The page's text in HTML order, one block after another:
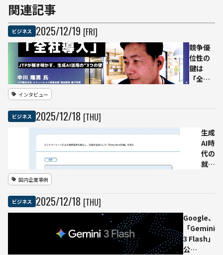
関連記事
ビジネス 2025/12/19 [FRI]
競争優
位性の
鍵は
「全社
解き明
かす、
生成AI
活用
「Third
AI」と
いう最
適解
インタビュー
ビジネス 2025/12/18 [THU]
生成
AI時
代の
就活
ト製
薬、
新卒
国内企業事例
ビジネス 2025/12/18 [THU]
Google、
「Gemini
3 Flash」
公